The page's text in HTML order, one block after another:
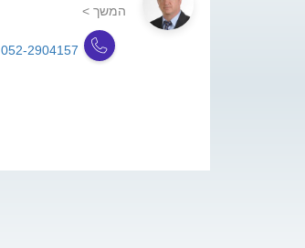
המשך >
052-2904157